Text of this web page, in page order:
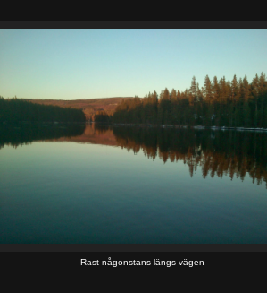
Rast någonstans längs vägen